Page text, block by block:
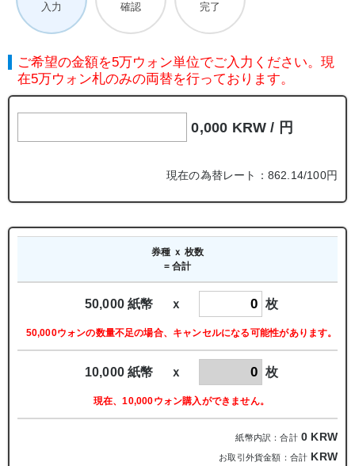
入力
確認
完了
ご希望の金額を5万ウォン単位でご入力ください。現
在5万ウォン札のみの両替を行っております。
0,000 KRW / 円
現在の為替レート：862.14/100円
券種 ｘ 枚数
= 合計
50,000 紙幣 ｘ 枚
50,000ウォンの数量不足の場合、キャンセルになる可能性があります。
10,000 紙幣 ｘ 枚
現在、10,000ウォン購入ができません。
紙幣内訳：合計 0 KRW
お取引外貨金額：合計 KRW